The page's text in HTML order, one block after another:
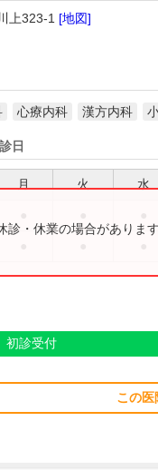
上323-1 [地図]
心療内科 漢方内科
日
月 火 水
診・休業の場合がありま
初診受付
この医